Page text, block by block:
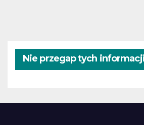
Nie przegap tych